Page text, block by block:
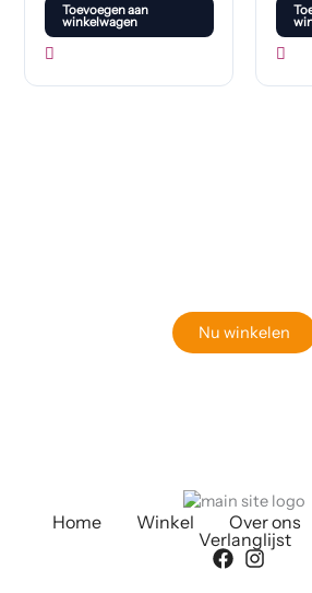
Toevoegen aan
winkelwagen
Nu winkelen
Home Winkel Over ons
Verlanglijst